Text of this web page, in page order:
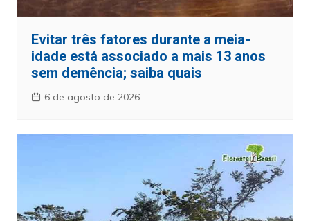
Evitar três fatores durante a meia-
idade está associado a mais 13 anos
sem demência; saiba quais
6 de agosto de 2026